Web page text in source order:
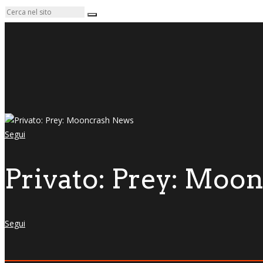
Segui
Privato: Prey:
Segui